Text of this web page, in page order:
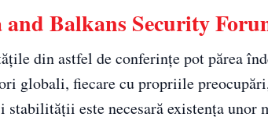
Balkans Security
din astfel de conferințe pot părea
globali, fiecare cu propriile
este necesară existența unor